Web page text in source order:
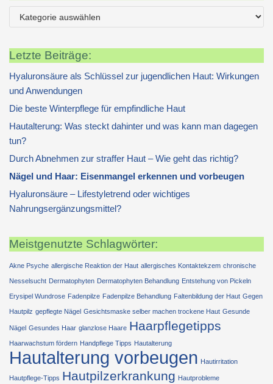
Letzte Beiträge:
Hyaluronsäure als Schlüssel zur jugendlichen Haut: Wirkungen
und Anwendungen
Die beste Winterpflege für empfindliche Haut
Hautalterung: Was steckt dahinter und was kann man dagegen
tun?
Durch Abnehmen zur straffer Haut – Wie geht das richtig?
Nägel und Haar: Eisenmangel erkennen und vorbeugen
Hyaluronsäure – Lifestyletrend oder wichtiges
Nahrungsergänzungsmittel?
Meistgenutzte Schlagwörter:
Akne Psyche allergische Reaktion der Haut allergisches Kontaktekzem chronische
Nesselsucht Dermatophyten Dermatophyten Behandlung Entstehung von Pickeln
Erysipel Wundrose Fadenpilze Fadenpilze Behandlung Faltenbildung der Haut Gegen
Hautpilz gepflegte Nägel Gesichtsmaske selber machen trockene Haut Gesunde
Nägel Gesundes Haar glanzlose Haare Haarpflegetipps
Haarwachstum fördern Handpflege Tipps Hautalterung
Hautalterung vorbeugen Hautirritation
Hautpflege-Tipps Hautpilzerkrankung Hautprobleme